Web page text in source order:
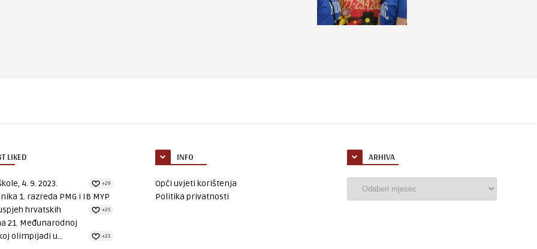
LIKED
4. 9. 2023. +29
1. razreda PMG i IB MYP
+25
hrvatskih
21. Međunarodnoj
olimpijadi u...
+21
INFO
Opći uvjeti korištenja
Politika privatnosti
ARHIVA